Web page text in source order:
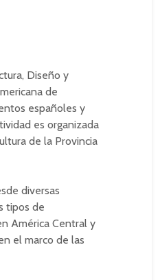
Diseño y
de
españoles y
es organizada
de la Provincia
diversas
tipos de
América Central y
el marco de las